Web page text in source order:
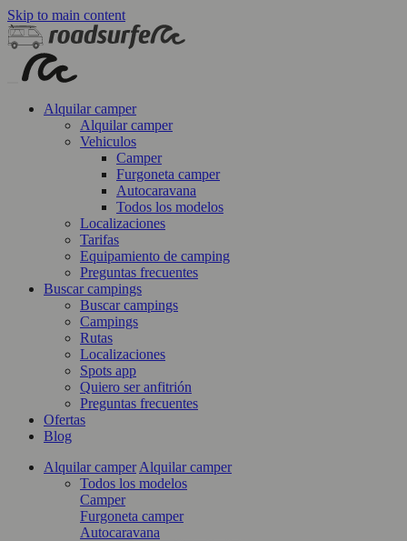
Skip to main content
Alquilar camper
Alquilar camper
Vehiculos
Camper
Furgoneta camper
Autocaravana
Todos los modelos
Localizaciones
Tarifas
Equipamiento de camping
Preguntas frecuentes
Buscar campings
Buscar campings
Campings
Rutas
Localizaciones
Spots app
Quiero ser anfitrión
Preguntas frecuentes
Ofertas
Blog
Alquilar camper Alquilar camper
Todos los modelos
Camper
Furgoneta camper
Autocaravana